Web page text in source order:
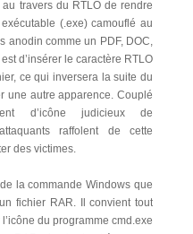
au travers du RTLO de rendre
(.exe) camouflé au
anodin comme un PDF, DOC,
d’insérer le caractère RTLO
ce qui inversera la suite du
une autre apparence. Couplé
d’icône judicieux de
raffolent de cette
des victimes.
la commande Windows que
fichier RAR. Il convient tout
du programme cmd.exe